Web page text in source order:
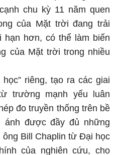
chu kỳ 11 năm quen
của Mặt trời đang trải
hạn hơn, có thể làm biến
của Mặt trời trong nhiều
riêng, tạo ra các giai
trường mạnh yếu luân
đo truyền thống trên bề
ánh được đầy đủ những
ông Bill Chaplin từ Đại học
của nghiên cứu, cho